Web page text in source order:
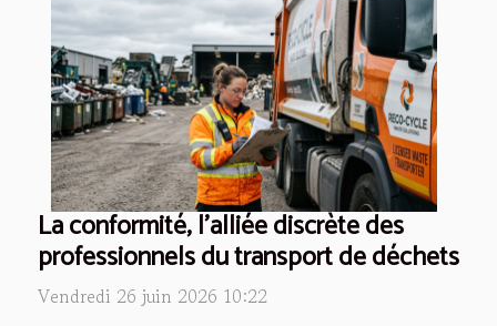
La conformité, l'alliée discrète des
professionnels du transport de déchets
Vendredi 26 juin 2026 10:22